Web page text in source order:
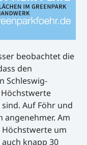
beobachtet die
den
Schleswig-
Auf Föhr und
angenehmer. Am
um
knapp 30